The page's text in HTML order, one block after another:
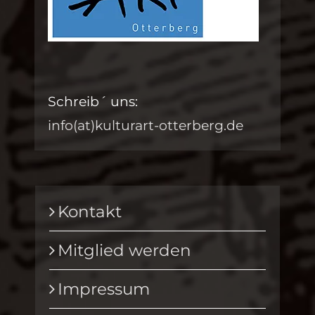
Schreib´ uns:
info(at)kulturart-otterberg.de
Kontakt
Mitglied werden
Impressum